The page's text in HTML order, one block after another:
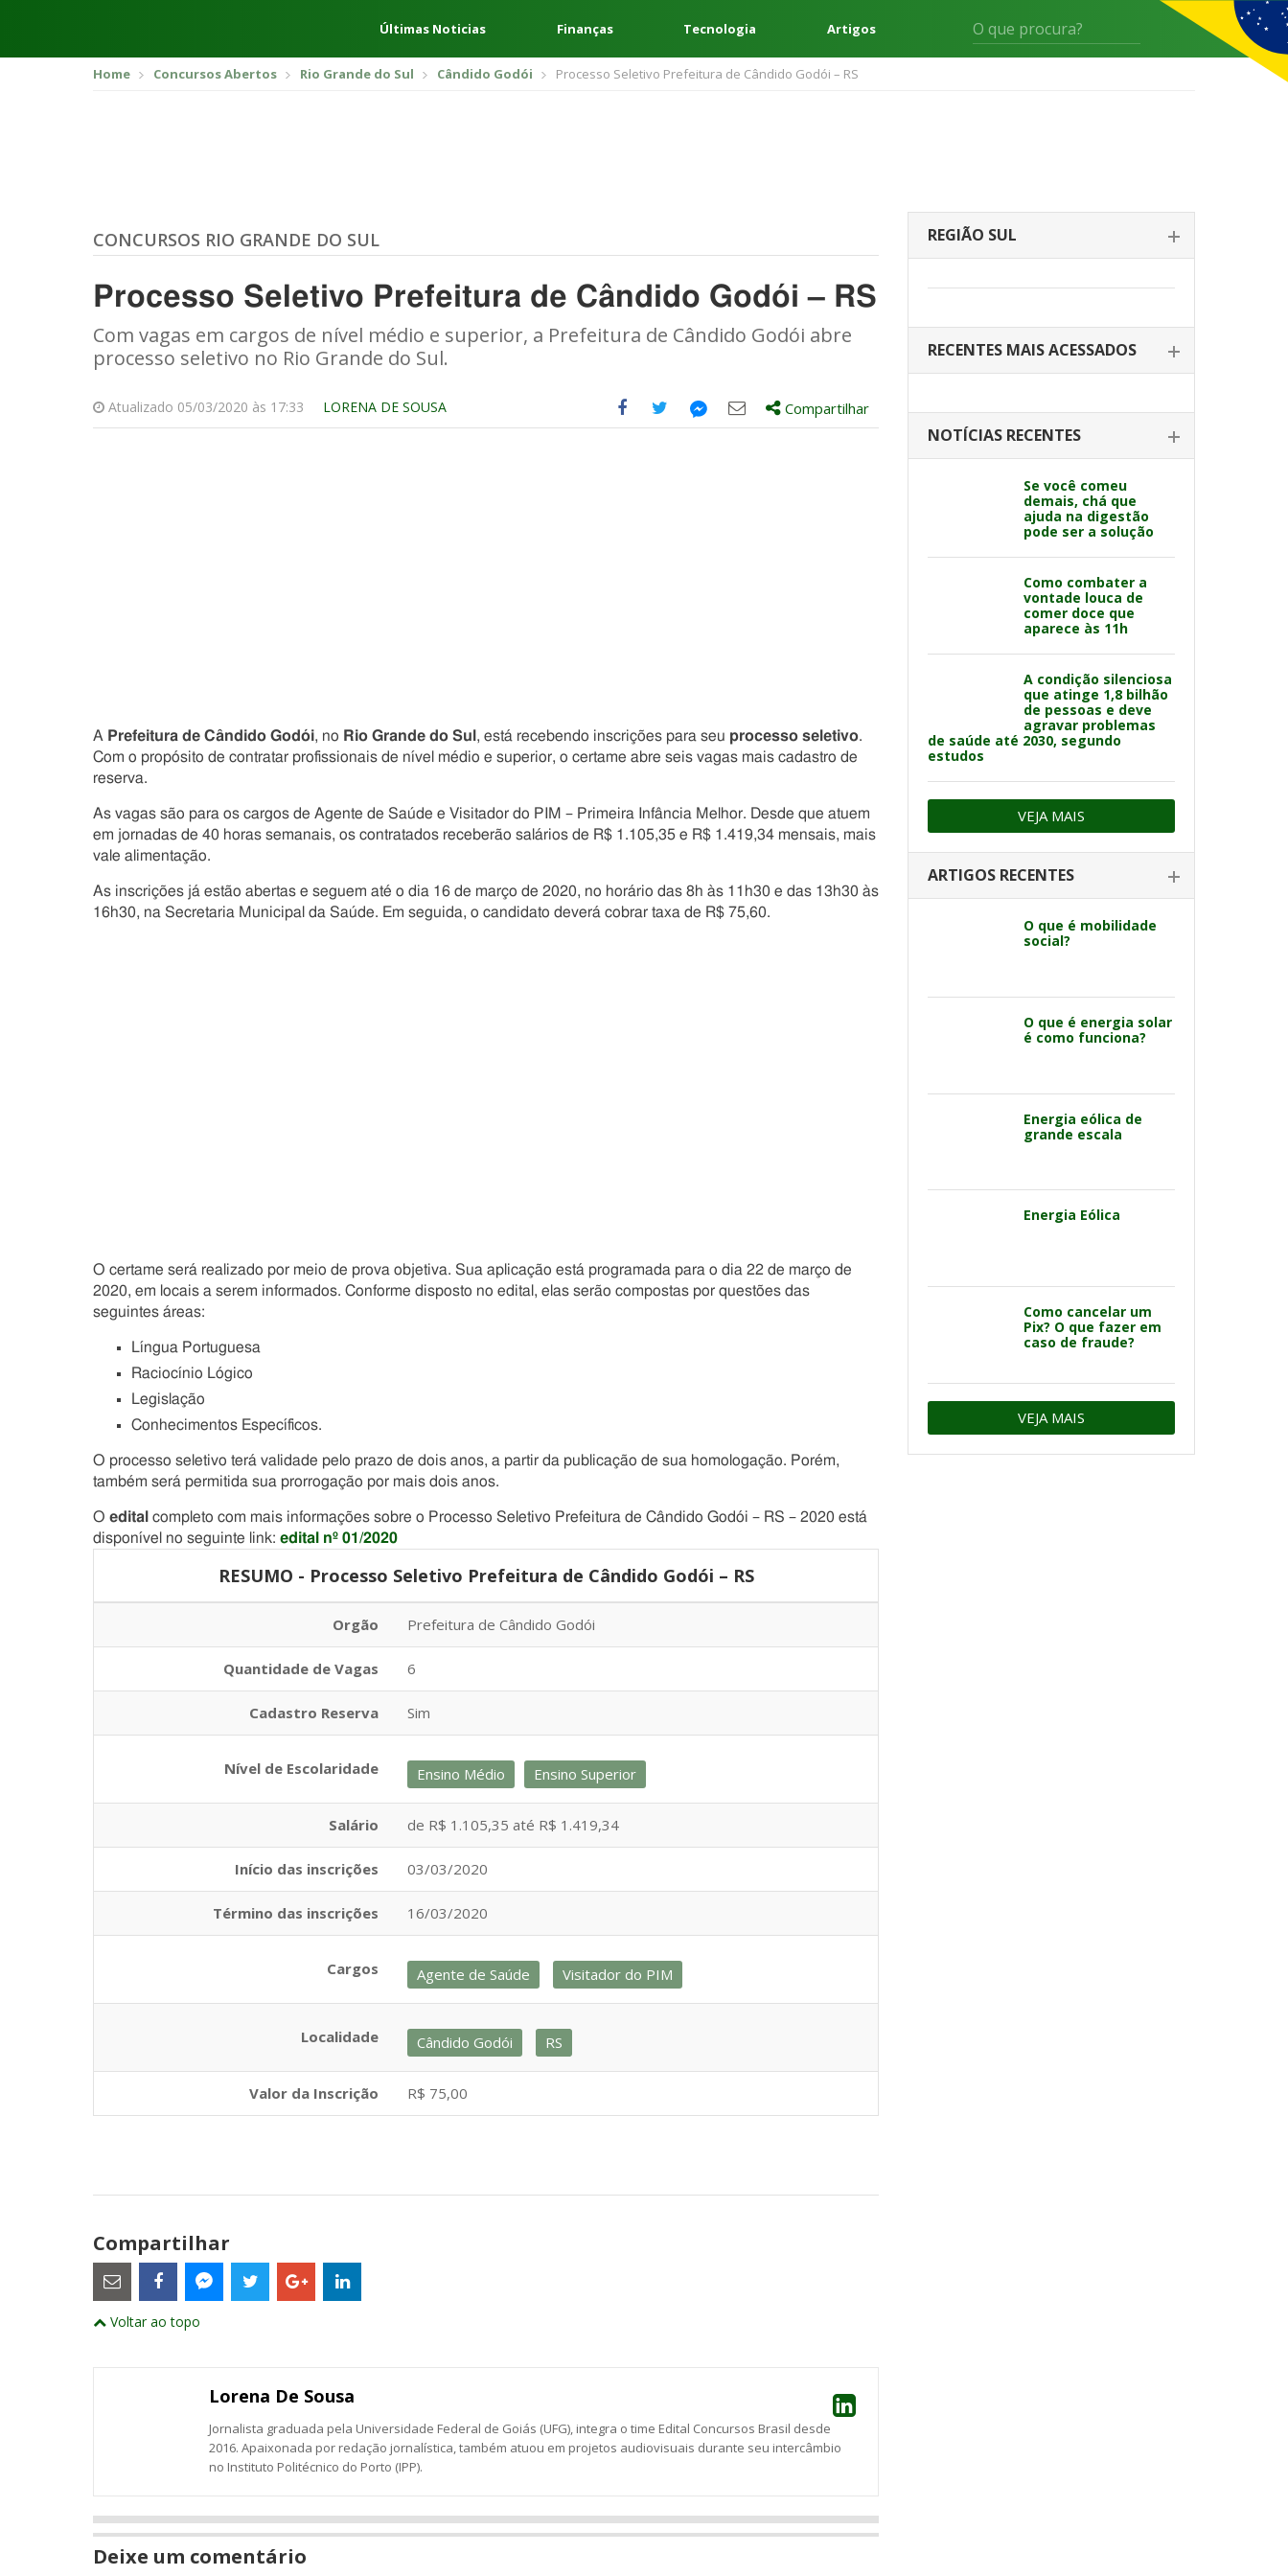
Últimas Noticias Finanças Tecnologia Artigos
Home Concursos Abertos Rio Grande do Sul Cândido Godói Processo Seletivo Prefeitura de Cândido Godói – RS
CONCURSOS RIO GRANDE DO SUL
Processo Seletivo Prefeitura de Cândido Godói – RS
Com vagas em cargos de nível médio e superior, a Prefeitura de Cândido Godói abre
processo seletivo no Rio Grande do Sul.
Atualizado 05/03/2020 às 17:33 LORENA DE SOUSA
Compartilhe
CompartilheCompartilhe
Compartilhar
A Prefeitura de Cândido Godói, no Rio Grande do Sul , está recebendo inscrições para seu processo seletivo.
Com o propósito de contratar profissionais de nível médio e superior, o certame abre seis vagas mais cadastro de
reserva.
As vagas são para os cargos de Agente de Saúde e Visitador do PIM – Primeira Infância Melhor. Desde que atuem
em jornadas de 40 horas semanais, os contratados receberão salários de R$ 1.105,35 e R$ 1.419,34 mensais, mais
vale alimentação.
As inscrições já estão abertas e seguem até o dia 16 de março de 2020, no horário das 8h às 11h30 e das 13h30 às
16h30, na Secretaria Municipal da Saúde. Em seguida, o candidato deverá cobrar taxa de R$ 75,60.
O certame será realizado por meio de prova objetiva. Sua aplicação está programada para o dia 22 de março de
2020, em locais a serem informados. Conforme disposto no edital, elas serão compostas por questões das
seguintes áreas:
Língua Portuguesa
Raciocínio Lógico
Legislação
Conhecimentos Específicos.
O processo seletivo terá validade pelo prazo de dois anos, a partir da publicação de sua homologação. Porém,
também será permitida sua prorrogação por mais dois anos.
O edital completo com mais informações sobre o Processo Seletivo Prefeitura de Cândido Godói – RS – 2020 está
disponível no seguinte link: edital nº 01/2020
RESUMO - Processo Seletivo Prefeitura de Cândido Godói – RS
Orgão Prefeitura de Cândido Godói
Quantidade de Vagas 6
Cadastro Reserva Sim
Nível de Escolaridade Ensino Médio Ensino Superior
Salário de R$ 1.105,35 até R$ 1.419,34
Início das inscrições 03/03/2020
Término das inscrições 16/03/2020
Cargos Agente de Saúde Visitador do PIM
Localidade Cândido Godói RS
Valor da Inscrição R$ 75,00
Compartilhar
Estes
são
links
externos
abrirão
este este
Voltar ao topo
Lorena De Sousa
Jornalista graduada pela Universidade Federal de Goiás (UFG), integra o time Edital Concursos Brasil desde
2016. Apaixonada por redação jornalística, também atuou em projetos audiovisuais durante seu intercâmbio
no Instituto Politécnico do Porto (IPP).
Deixe um comentário
REGIÃO SUL
RECENTES MAIS ACESSADOS
NOTÍCIAS RECENTES
Se você comeu
demais, chá que
ajuda na digestão
pode ser a solução
Como combater a
vontade louca de
comer doce que
aparece às 11h
A condição silenciosa
que atinge 1,8 bilhão
de pessoas e deve
agravar problemas
de saúde até 2030, segundo
estudos
VEJA MAIS
ARTIGOS RECENTES
O que é mobilidade
social?
O que é energia solar
é como funciona?
Energia eólica de
grande escala
Energia Eólica
Como cancelar um
Pix? O que fazer em
caso de fraude?
VEJA MAIS